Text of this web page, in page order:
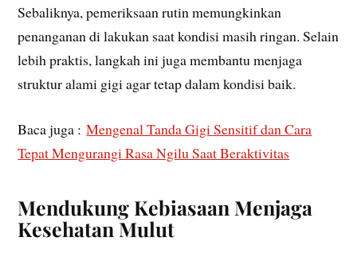
Sebaliknya, pemeriksaan rutin memungkinkan
penanganan di lakukan saat kondisi masih ringan. Selain
lebih praktis, langkah ini juga membantu menjaga
struktur alami gigi agar tetap dalam kondisi baik.
Baca juga :Mengenal Tanda Gigi Sensitif dan Cara
Tepat Mengurangi Rasa Ngilu Saat Beraktivitas
Mendukung Kebiasaan Menjaga
Kesehatan Mulut